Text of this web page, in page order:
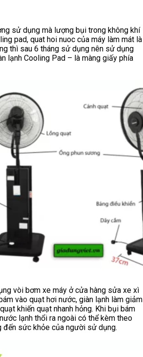
sử dụng mà lượng bụi trong không khí
pad, quat hoi nuoc của máy làm mát là
thì sau 6 tháng sử dụng nên sử dụng
lạnh Cooling Pad – là màng giấy phía
vòi bơm xe máy ở cửa hàng sửa xe xì
vào quạt hơi nước, giàn lạnh làm giảm
khiến quạt nhanh hỏng. Khi bụi bám
lạnh thổi ra ngoài có thể kèm theo
đến sức khỏe của người sử dụng.